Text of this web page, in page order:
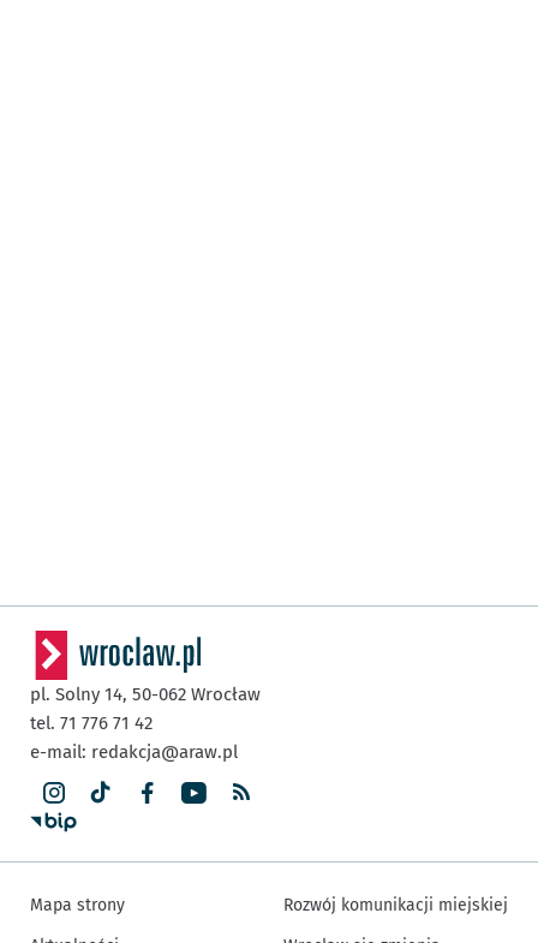
pl. Solny 14, 50-062 Wrocław
tel. 71 776 71 42
e-mail: redakcja@araw.pl
Mapa strony
Rozwój komunikacji miejskiej